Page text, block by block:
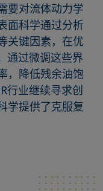
要对流体动力学
面科学通过分析
关键因素，在优
通过微调这些界
，降低残余油饱
行业继续寻求创
学提供了克服复